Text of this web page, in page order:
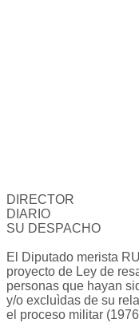
DIRECTOR
DIARIO
SU DESPACHO
El Diputado merista
proyecto de Ley de
personas que hayan
y/o excluìdas de su
el proceso militar